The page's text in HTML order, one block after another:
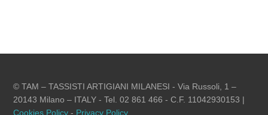
© TAM – TASSISTI ARTIGIANI MILANESI - Via Russoli, 1 –
20143 Milano – ITALY - Tel. 02 861 466 - C.F. 11042930153 |
Cookies Policy - Privacy Policy